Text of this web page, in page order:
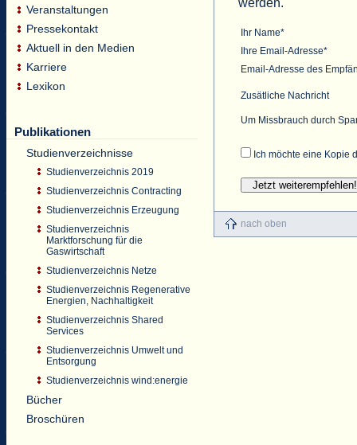
Veranstaltungen
Pressekontakt
Aktuell in den Medien
Karriere
Lexikon
Publikationen
Studienverzeichnisse
Studienverzeichnis 2019
Studienverzeichnis Contracting
Studienverzeichnis Erzeugung
Studienverzeichnis
Marktforschung für die
Gaswirtschaft
Studienverzeichnis Netze
Studienverzeichnis Regenerative
Energien, Nachhaltigkeit
Studienverzeichnis Shared
Services
Studienverzeichnis Umwelt und
Entsorgung
Studienverzeichnis wind:energie
Bücher
Broschüren
Ihr Name*
Ihre Email-Adresse*
Email-Adresse des
Zusätliche Nachricht
Um Missbrauch durch
Ich möchte eine Kopie
nach oben